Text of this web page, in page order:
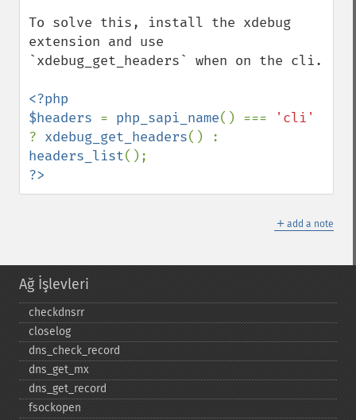
To solve this, install the xdebug
extension and use
`xdebug_get_headers` when on the cli.
<?php
$headers = php_sapi_name() ===
? xdebug_get_headers
headers_list
?>
＋ add a note
Ağ İşlevleri
checkdnsrr
closelog
dns_​check_​record
dns_​get_​mx
dns_​get_​record
fsockopen